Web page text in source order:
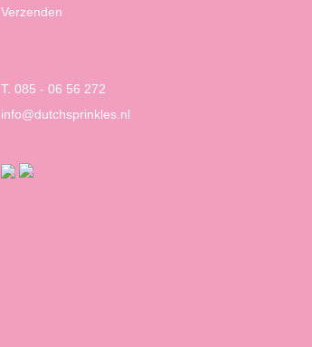
Verzenden
T. 085 - 06 56 272
info@dutchsprinkles.nl